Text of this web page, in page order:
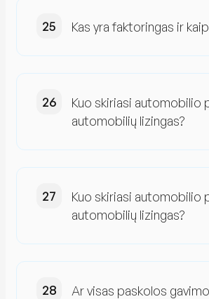
Kas yra faktoringas ir
Kuo skiriasi automobilio
automobilių lizingas?
Kuo skiriasi automobilio
automobilių lizingas?
Ar visas paskolos